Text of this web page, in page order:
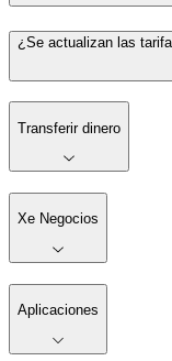
¿Se actualizan las
Transferir dinero
Xe Negocios
Aplicaciones